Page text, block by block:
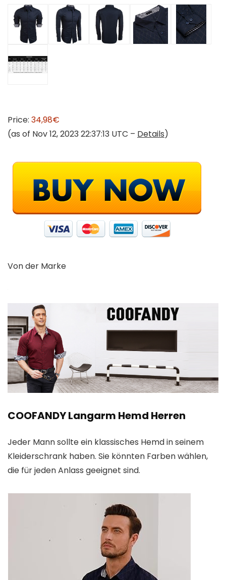
Price: 34,98€
(as of Nov 12, 2023 22:37:13 UTC – Details)
Von der Marke
COOFANDY Langarm Hemd Herren
Jeder Mann sollte ein klassisches Hemd in seinem
Kleiderschrank haben. Sie könnten Farben wählen,
die für jeden Anlass geeignet sind.